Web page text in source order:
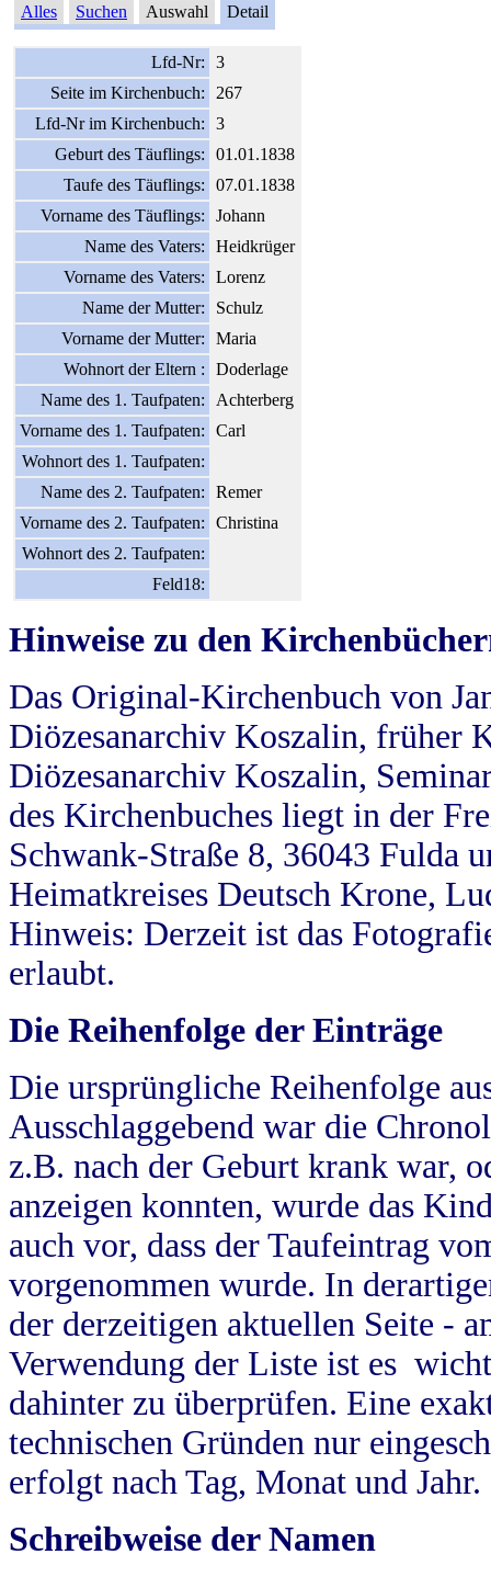
Alles Suchen Auswahl Detail
Lfd-Nr:
3
Seite im Kirchenbuch:
267
Lfd-Nr im Kirchenbuch:
3
Geburt des Täuflings:
01.01.1838
Taufe des Täuflings:
07.01.1838
Vorname des Täuflings:
Johann
Name des Vaters:
Heidkrüger
Vorname des Vaters:
Lorenz
Name der Mutter:
Schulz
Vorname der Mutter:
Maria
Wohnort der Eltern :
Doderlage
Name des 1. Taufpaten:
Achterberg
Vorname des 1. Taufpaten:
Carl
Wohnort des 1. Taufpaten:
Name des 2. Taufpaten:
Remer
Vorname des 2. Taufpaten:
Christina
Wohnort des 2. Taufpaten:
Feld18:
Hinweise zu den
Das Original-Kirchenbuch von
Diözesanarchiv Koszalin, früher
Diözesanarchiv Koszalin,
des Kirchenbuches liegt in der
Schwank-Straße 8, 36043 Fulda
Heimatkreises Deutsch Krone,
Hinweis: Derzeit ist das
erlaubt.
Die Reihenfolge der Einträge
Die ursprüngliche Reihenfolge
Ausschlaggebend war die
z.B. nach der Geburt krank war,
anzeigen konnten, wurde das
auch vor, dass der Taufeintrag
vorgenommen wurde. In
der derzeitigen aktuellen Seite -
Verwendung der Liste ist es
dahinter zu überprüfen. Eine
technischen Gründen nur
erfolgt nach Tag, Monat und Jahr.
Schreibweise der Namen